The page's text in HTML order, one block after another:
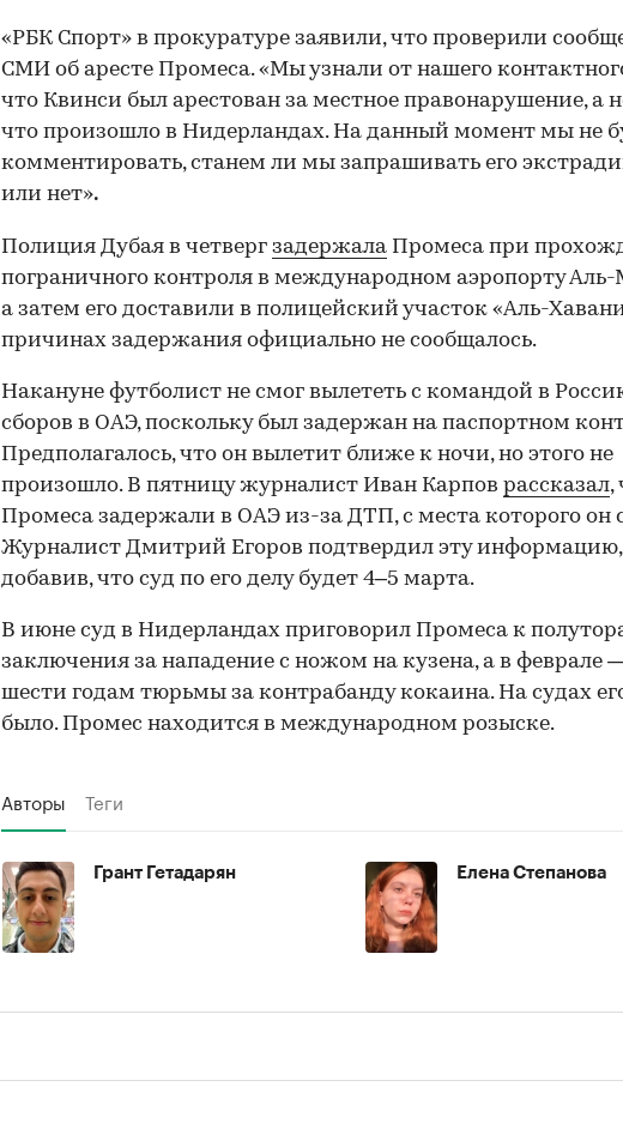
«РБК Спорт» в прокуратуре заявили, что проверили
СМИ об аресте Промеса. «Мы узнали от нашего
что Квинси был арестован за местное правонарушение, а
что произошло в Нидерландах. На данный момент мы не
комментировать, станем ли мы запрашивать его
или нет».
Полиция Дубая в четверг задержала Промеса при
пограничного контроля в международном аэропорту
а затем его доставили в полицейский участок «Аль-
причинах задержания официально не сообщалось.
Накануне футболист не смог вылететь с командой в
сборов в ОАЭ, поскольку был задержан на паспортном
Предполагалось, что он вылетит ближе к ночи, но этого не
произошло. В пятницу журналист Иван Карпов рассказал,
Промеса задержали в ОАЭ из-за ДТП, с места которого он
Журналист Дмитрий Егоров подтвердил эту информацию,
добавив, что суд по его делу будет 4–5 марта.
В июне суд в Нидерландах приговорил Промеса к
заключения за нападение с ножом на кузена, а в феврале
шести годам тюрьмы за контрабанду кокаина. На судах
было. Промес находится в международном розыске.
Авторы Теги
Грант Гетадарян Елена Степанова